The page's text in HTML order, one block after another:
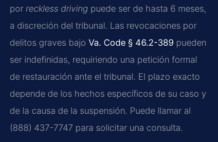
por reckless driving puede ser de hasta 6 meses,
a discreción del tribunal. Las revocaciones por
delitos graves bajo Va. Code § 46.2-389 pueden
ser indefinidas, requiriendo una petición formal
de restauración ante el tribunal. El plazo exacto
depende de los hechos específicos de su caso y
de la causa de la suspensión. Puede llamar al
(888) 437-7747 para solicitar una consulta.